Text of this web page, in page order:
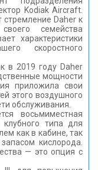
Kodiak Aircraft.
стремление Daher к
семейства
характеристики
скоростного
в 2019 году Daher
мощности
приложила свои
этого воздушного
обслуживания.
восьмиместная
типа для
как в кабине, так
кислорода.
— это опция с